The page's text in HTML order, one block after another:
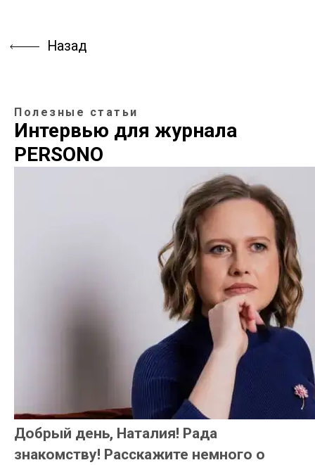
Полезные статьи
Интервью для журнала
PERSONO
Добрый день, Наталия! Рада
знакомству! Расскажите немного о